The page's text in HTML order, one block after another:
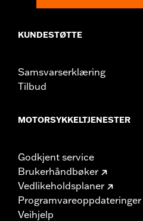
KUNDESTØTTE
Samsvarserklæring
Tilbud
MOTORSYKKELTJENESTER
Godkjent service
Brukerhåndbøker
Vedlikeholdsplaner
Programvareoppdateringer
Veihjelp